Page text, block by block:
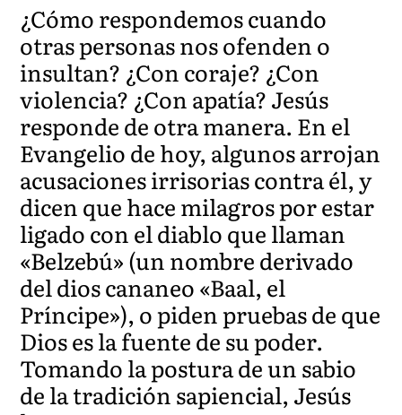
¿Cómo respondemos cuando
otras personas nos ofenden o
insultan? ¿Con coraje? ¿Con
violencia? ¿Con apatía? Jesús
responde de otra manera. En el
Evangelio de hoy, algunos arrojan
acusaciones irrisorias contra él, y
dicen que hace milagros por estar
ligado con el diablo que llaman
«Belzebú» (un nombre derivado
del dios cananeo «Baal, el
Príncipe»), o piden pruebas de que
Dios es la fuente de su poder.
Tomando la postura de un sabio
de la tradición sapiencial, Jesús